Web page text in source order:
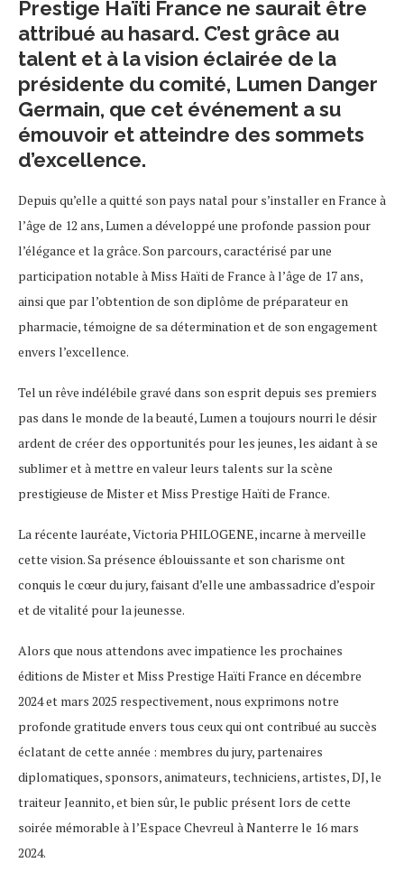
Prestige Haïti France ne saurait être
attribué au hasard. C’est grâce au
talent et à la vision éclairée de la
présidente du comité, Lumen Danger
Germain, que cet événement a su
émouvoir et atteindre des sommets
d’excellence.
Depuis qu’elle a quitté son pays natal pour s’installer en France à
l’âge de 12 ans, Lumen a développé une profonde passion pour
l’élégance et la grâce. Son parcours, caractérisé par une
participation notable à Miss Haïti de France à l’âge de 17 ans,
ainsi que par l’obtention de son diplôme de préparateur en
pharmacie, témoigne de sa détermination et de son engagement
envers l’excellence.
Tel un rêve indélébile gravé dans son esprit depuis ses premiers
pas dans le monde de la beauté, Lumen a toujours nourri le désir
ardent de créer des opportunités pour les jeunes, les aidant à se
sublimer et à mettre en valeur leurs talents sur la scène
prestigieuse de Mister et Miss Prestige Haïti de France.
La récente lauréate, Victoria PHILOGENE, incarne à merveille
cette vision. Sa présence éblouissante et son charisme ont
conquis le cœur du jury, faisant d’elle une ambassadrice d’espoir
et de vitalité pour la jeunesse.
Alors que nous attendons avec impatience les prochaines
éditions de Mister et Miss Prestige Haïti France en décembre
2024 et mars 2025 respectivement, nous exprimons notre
profonde gratitude envers tous ceux qui ont contribué au succès
éclatant de cette année : membres du jury, partenaires
diplomatiques, sponsors, animateurs, techniciens, artistes, DJ, le
traiteur Jeannito, et bien sûr, le public présent lors de cette
soirée mémorable à l’Espace Chevreul à Nanterre le 16 mars
2024.